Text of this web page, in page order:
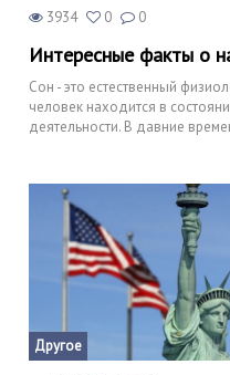
3934 0 0
Интересные факты о
Сон - это естественный
человек находится в
деятельности. В давние
Другое